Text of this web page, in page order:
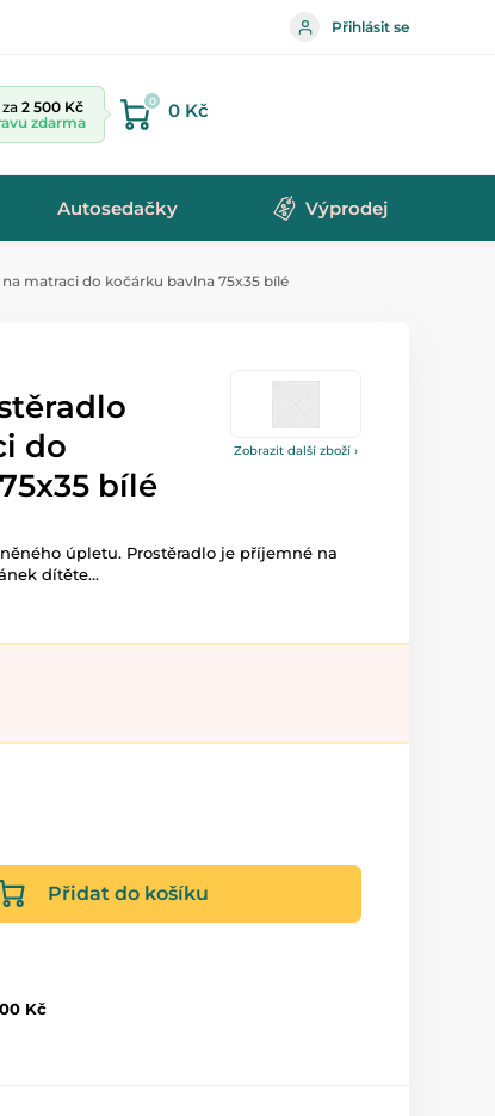
Přihlásit se
2 500 Kč
zdarma
0 0 Kč
Autosedačky Výprodej
matraci do kočárku bavlna 75x35 bílé
Zobrazit další zboží ›
do
bílé
úpletu. Prostěradlo je příjemné na
dítěte...
Přidat do košíku
Kč